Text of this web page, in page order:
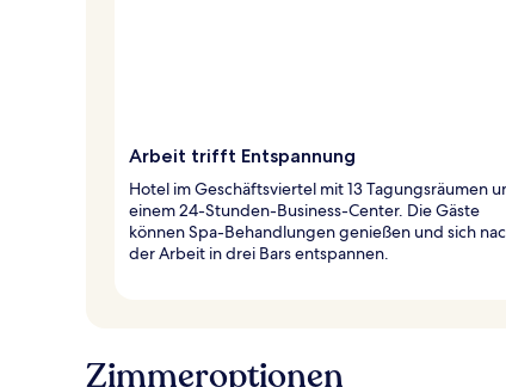
Arbeit trifft Entspannung
Hotel im Geschäftsviertel mit 13 Tagungsräumen
einem 24-Stunden-Business-Center. Die Gäste
können Spa-Behandlungen genießen und sich
der Arbeit in drei Bars entspannen.
Zimmeroptionen